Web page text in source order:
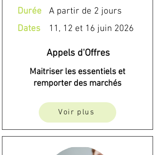
Durée
A partir de 2 jours
Dates
11, 12 et 16 juin 2026
Appels d'Offres
Maitriser les essentiels et
remporter des marchés
Voir plus